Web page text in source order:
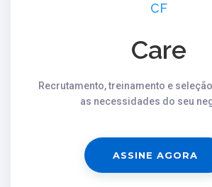
CF
Care
Recrutamento, treinamento e
as necessidades do seu
ASSINE AGORA